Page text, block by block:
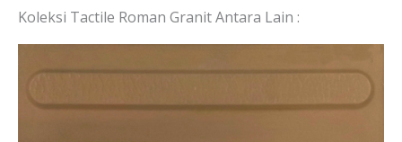
Koleksi Tactile Roman Granit Antara Lain :